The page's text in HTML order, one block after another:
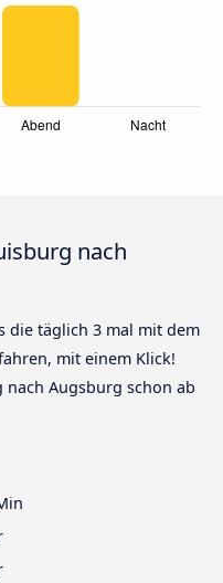
nach
die täglich 3 mal mit dem
mit einem Klick!
Augsburg schon ab